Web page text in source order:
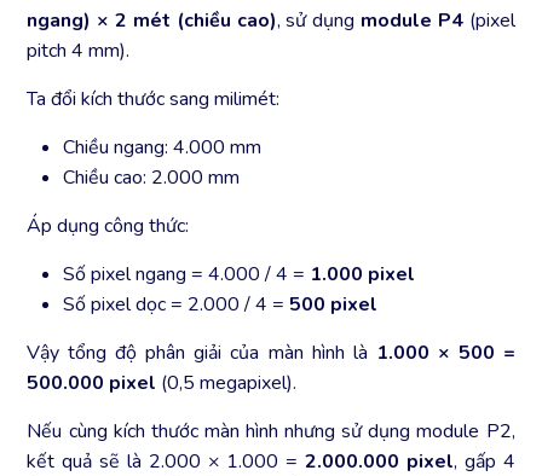
ngang) × 2 mét (chiều cao), sử dụng module P4(pixel
pitch 4 mm).
Ta đổi kích thước sang milimét:
Chiều ngang: 4.000 mm
Chiều cao: 2.000 mm
Áp dụng công thức:
Số pixel ngang = 4.000 / 4 = 1.000 pixel
Số pixel dọc = 2.000 / 4 = 500 pixel
Vậy tổng độ phân giải của màn hình là 1.000 × 500 =
500.000 pixel (0,5 megapixel).
Nếu cùng kích thước màn hình nhưng sử dụng module P2,
kết quả sẽ là 2.000 × 1.000 =2.000.000 pixel, gấp 4